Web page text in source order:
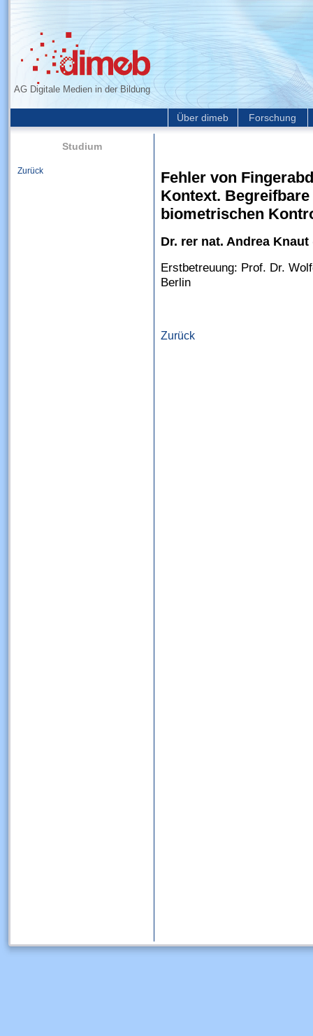
AG Digitale Medien in der Bildung
Über dimeb Forschung
Studium
Zurück
Fehler von
Kontext.
biometrischen
Dr. rer nat. Andrea Knaut
Erstbetreuung: Prof. Dr.
Berlin
Zurück